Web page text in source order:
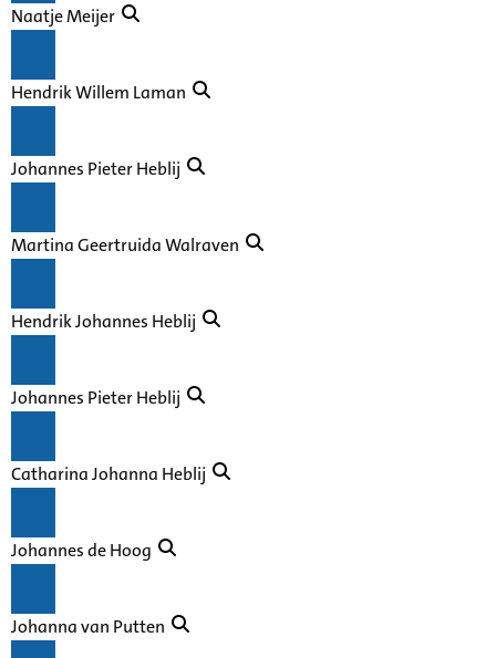
Naatje Meijer
Hendrik Willem Laman
Johannes Pieter Heblij
Martina Geertruida Walraven
Hendrik Johannes Heblij
Johannes Pieter Heblij
Catharina Johanna Heblij
Johannes de Hoog
Johanna van Putten